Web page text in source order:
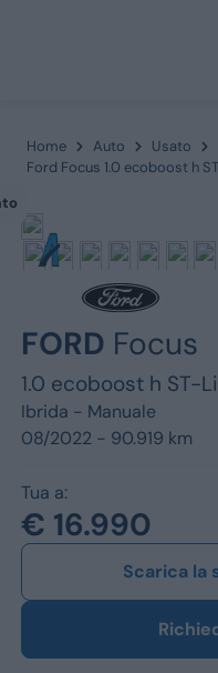
Home Auto
Usato
Ford Focus 1.0 ecoboost h
FORD Focus
1.0 ecoboost h ST-
Ibrida - Manuale
08/2022 - 90.919 km
Tua a:
€ 16.990
Scarica la